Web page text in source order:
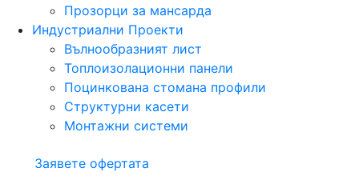
Прозорци за мансарда
Индустриални Проекти
Вълнообразният лист
Топлоизолационни панели
Поцинкована стомана профили
Структурни касети
Монтажни системи
Заявете офертата